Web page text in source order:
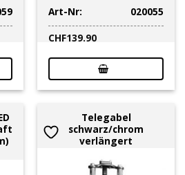
Art-Nr:
020055
CHF139.90
Telegabel
schwarz/chrom
verlängert